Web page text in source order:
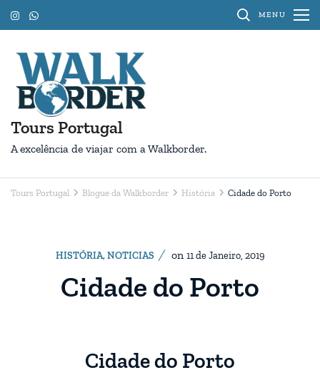
Pular
para
conteúdo
(Pressione
MENU
Tours Portugal
A excelência de viajar com a Walkborder.
Tours Portugal Blogue da Walkborder História Cidade do Porto
HISTÓRIA,NOTICIAS on 11 de Janeiro, 2019
Cidade do Porto
Cidade do Porto